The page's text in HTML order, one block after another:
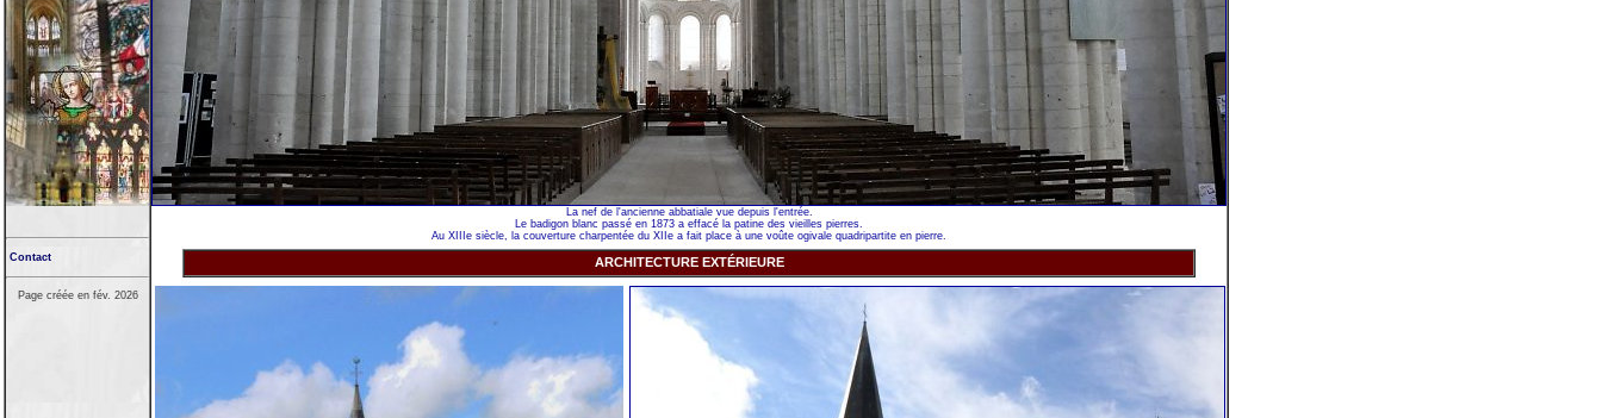
Contact
Page créée en fév. 2026
La nef de l'ancienne abbatiale vue depuis l'entrée.
Le badigon blanc passé en 1873 a effacé la patine des vieilles pierres.
Au XIIIe siècle, la couverture charpentée du XIIe a fait place à une voûte ogivale quadripartite en pierre.
ARCHITECTURE EXTÉRIEURE